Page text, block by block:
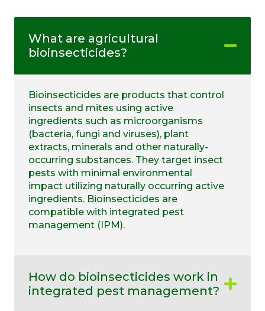
What are agricultural
bioinsecticides?
Bioinsecticides are products that control
insects and mites using active
ingredients such as microorganisms
(bacteria, fungi and viruses), plant
extracts, minerals and other naturally-
occurring substances. They target insect
pests with minimal environmental
impact utilizing naturally occurring active
ingredients. Bioinsecticides are
compatible with integrated pest
management (IPM).
How do bioinsecticides work in
integrated pest management?